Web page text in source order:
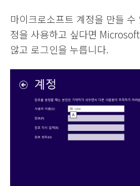
마이크로소프트 계정을 만들 수
정을 사용하고 싶다면
않고 로그인을 누릅니다.